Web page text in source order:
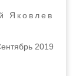
Яковлев
2019